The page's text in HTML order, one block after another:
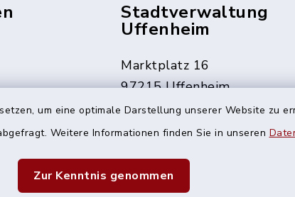
um eine optimale Darstellung unserer Website zu
Weitere Informationen finden Sie in unseren
Zur Kenntnis genommen
Stadtverwaltung
Uffenheim
Marktplatz 16
97215 Uffenheim
09842 207-0
09842 207-32
info@uffenheim.de